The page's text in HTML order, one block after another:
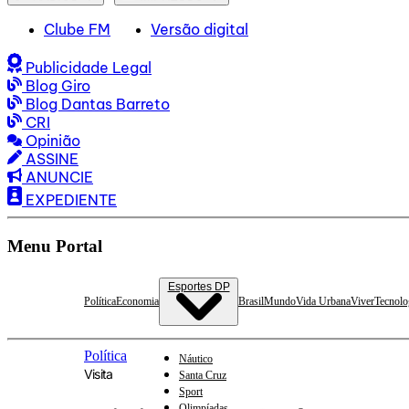
Clube FM Versão digital
Publicidade Legal
Blog Giro
Blog Dantas Barreto
CRI
Opinião
ASSINE
ANUNCIE
EXPEDIENTE
Menu Portal
PolíticaEconomia
Esportes DP
Náutico
Santa Cruz
Sport
BrasilMundoVida UrbanaViver
Política
Visita